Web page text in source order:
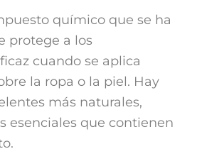
químico que se ha
protege a los
cuando se aplica
la ropa o la piel. Hay
más naturales,
esenciales que contienen